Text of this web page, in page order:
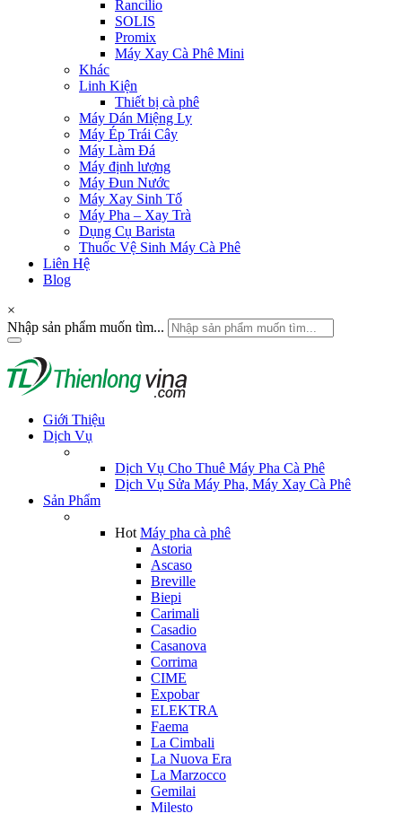
Rancilio
SOLIS
Promix
Máy Xay Cà Phê Mini
Khác
Linh Kiện
Thiết bị cà phê
Máy Dán Miệng Ly
Máy Ép Trái Cây
Máy Làm Đá
Máy định lượng
Máy Đun Nước
Máy Xay Sinh Tố
Máy Pha – Xay Trà
Dụng Cụ Barista
Thuốc Vệ Sinh Máy Cà Phê
Liên Hệ
Blog
×
Nhập sản phẩm muốn tìm...
Giới Thiệu
Dịch Vụ
Dịch Vụ Cho Thuê Máy Pha Cà Phê
Dịch Vụ Sửa Máy Pha, Máy Xay Cà Phê
Sản Phẩm
Hot Máy pha cà phê
Astoria
Ascaso
Breville
Biepi
Carimali
Casadio
Casanova
Corrima
CIME
Expobar
ELEKTRA
Faema
La Cimbali
La Nuova Era
La Marzocco
Gemilai
Milesto